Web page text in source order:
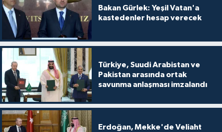
Bakan Gürlek: Yeşil Vatan'a
kastedenler hesap verecek
Türkiye, Suudi Arabistan ve
Pakistan arasında ortak
savunma anlaşması imzalandı
Erdoğan, Mekke'de Veliaht